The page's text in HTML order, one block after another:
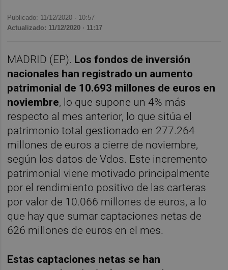
Publicado: 11/12/2020 · 10:57
Actualizado: 11/12/2020 · 11:17
MADRID (EP). Los fondos de inversión
nacionales han registrado un aumento
patrimonial de 10.693 millones de euros en
noviembre, lo que supone un 4% más
respecto al mes anterior, lo que sitúa el
patrimonio total gestionado en 277.264
millones de euros a cierre de noviembre,
según los datos de Vdos. Este incremento
patrimonial viene motivado principalmente
por el rendimiento positivo de las carteras
por valor de 10.066 millones de euros, a lo
que hay que sumar captaciones netas de
626 millones de euros en el mes.
Estas captaciones netas se han